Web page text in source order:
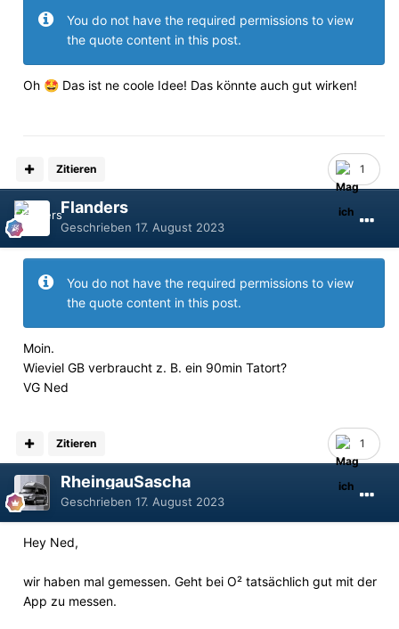
You do not have the required permissions to view
the quote content in this post.
Oh 🤩 Das ist ne coole Idee! Das könnte auch gut wirken!
1
Zitieren
Flanders
Geschrieben 17. August 2023
You do not have the required permissions to view
the quote content in this post.
Moin.
Wieviel GB verbraucht z. B. ein 90min Tatort?
VG Ned
1
Zitieren
RheingauSascha
Geschrieben 17. August 2023
Hey Ned,
wir haben mal gemessen. Geht bei O² tatsächlich gut mit der
App zu messen.